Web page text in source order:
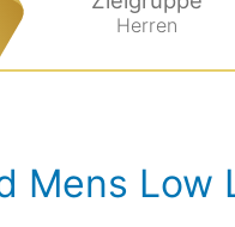
Herren
Mens Low